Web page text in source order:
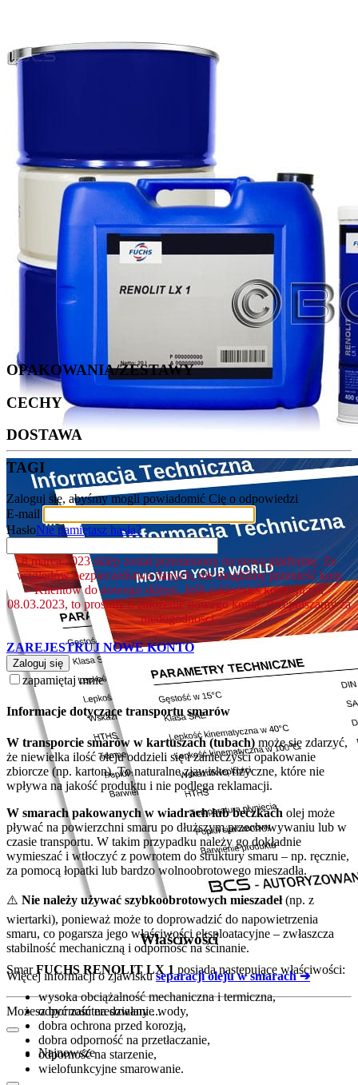
Właściwości
SmarFUCHS RENOLIT LX 1 posiada następujące właściwości:
wysoka obciążalność mechaniczna i termiczna,
odporność na działanie wody,
dobra ochrona przed korozją,
dobra odporność na przetłaczanie,
odporność na starzenie,
wielofunkcyjne smarowanie.
OPAKOWANIA/ZESTAWY
CECHY
DOSTAWA
TAGI
Zaloguj się, abyśmy mogli powiadomić Cię o odpowiedzi
E-mail
HasłoNie pamiętasz hasła?
8.marca.2023 sklep został przeniesiony na nową platformę. Ze
względów bezpieczeństwa danych, nie mogliśmy przenieść kont
Klientów do nowego sklepu. Jeśli zakładałeś konto przed
08.03.2023, to prosimy o założenie nowego konta. Przepraszamy za
niedogodności.
ZAREJESTRUJ NOWE KONTO
Zaloguj się
zapamiętaj mnie
Informacje dotyczące transportu smarów
W transporcie smarów w kartuszach (tubach) może się zdarzyć,
że niewielka ilość oleju oddzieli się i zanieczyści opakowanie
zbiorcze (np. karton). To naturalne zjawisko fizyczne, które nie
wpływa na jakość produktu i nie podlega reklamacji.
W smarach pakowanych w wiadrach lub beczkach olej może
pływać na powierzchni smaru po dłuższym przechowywaniu lub w
czasie transportu. W takim przypadku należy go dokładnie
wymieszać i wtłoczyć z powrotem do struktury smaru – np. ręcznie,
za pomocą łopatki lub bardzo wolnoobrotowego mieszadła.
⚠️ Nie należy używać szybkoobrotowych mieszadeł(np. z
wiertarki), ponieważ może to doprowadzić do napowietrzenia
smaru, co pogarsza jego właściwości eksploatacyjne – zwłaszcza
stabilność mechaniczną i odporność na ścinanie.
Więcej informacji o zjawiskuseparacji oleju w smarach ➔
Możesz być zainteresowany ...
Najnowsze